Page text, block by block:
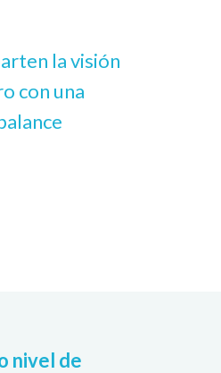
la visión
con una
nivel de